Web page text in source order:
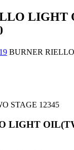
LIGHT
19 BURNER
LIGHT